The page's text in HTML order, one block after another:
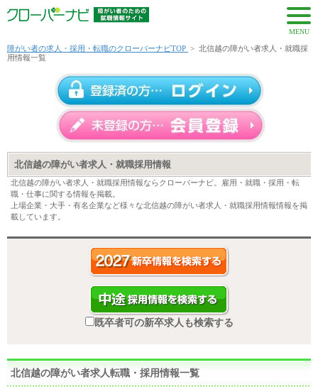
MENU
障がい者の求人・採用・転職のクローバーナビTOP > 北信越の障がい者求人・就職採
用情報一覧
北信越の障がい者求人・就職採用情報
北信越の障がい者求人・就職採用情報ならクローバーナビ。雇用・就職・採用・転
職・仕事に関する情報を掲載。
上場企業・大手・有名企業など様々な北信越の障がい者求人・就職採用情報情報を掲
載しています。
既卒者可の新卒求人も検索する
北信越の障がい者求人転職・採用情報一覧